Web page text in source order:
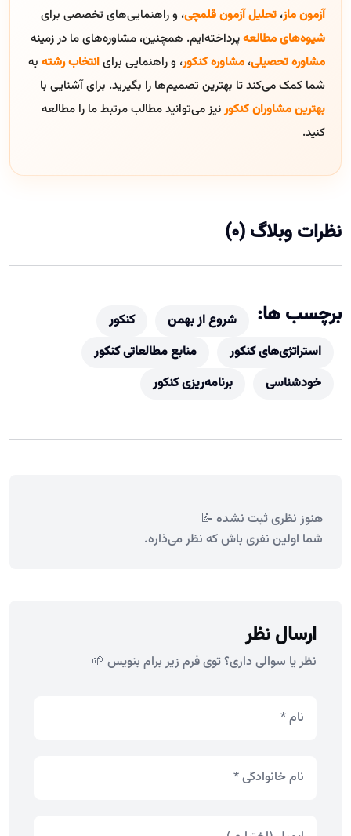
آزمون ماز، تحلیل آزمون قلمچی، و راهنمایی‌های تخصصی برای
شیوه‌های مطالعهپرداخته‌ایم. همچنین، مشاوره‌های ما در زمینه
مشاوره تحصیلی، مشاوره کنکور، و راهنمایی برایانتخاب رشته به
شما کمک می‌کند تا بهترین تصمیم‌ها را بگیرید. برای آشنایی با
بهترین مشاوران کنکورنیز می‌توانید مطالب مرتبط ما را مطالعه
کنید.
نظرات وبلاگ (0)
برچسب ها: شروع از بهمن
کنکور
استراتژی‌های کنکور
منابع مطالعاتی کنکور
خودشناسی
برنامه‌ریزی کنکور
هنوز نظری ثبت نشده 📝
شما اولین نفری باش که نظر می‌ذاره.
ارسال نظر
نظر یا سوالی داری؟ توی فرم زیر برام بنویس 🌱